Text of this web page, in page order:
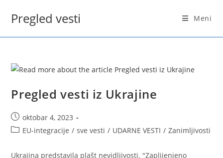
Pregled vesti Meni
Pregled vesti iz Ukrajine
Post
published:
oktobar 4, 2023
PostEU-integracije / sve vesti / UDARNE VESTI / Zanimljivosti
Ukrajina predstavila plašt nevidljivosti. "Zaplijenjeno